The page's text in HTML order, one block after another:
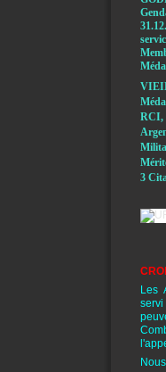
RCI,
3
Les